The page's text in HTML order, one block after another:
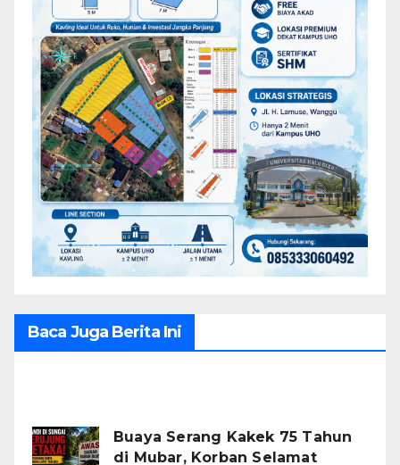
Baca Juga Berita Ini
Buaya Serang Kakek 75 Tahun
di Mubar, Korban Selamat